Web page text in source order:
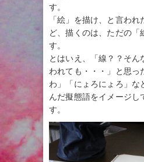
す。
「絵」を描け、と言わ
ど、描くのは、ただの「
す。
とはいえ、「線？？そん
われても・・・」と思っ
わ」「にょろにょろ」な
んだ擬態語をイメージし
す。